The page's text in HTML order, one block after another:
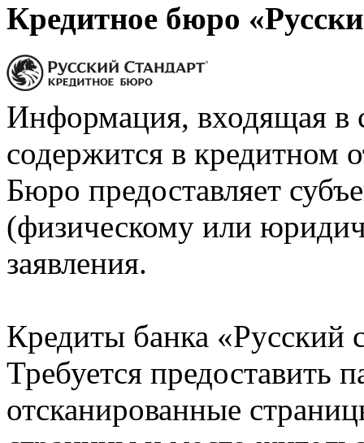
Кредитное бюро
Информация, входящая в
содержится в кредитном
Бюро предоставляет
(физическому или
заявления.
Кредиты банка «Русский
Требуется предоставить
отсканированные